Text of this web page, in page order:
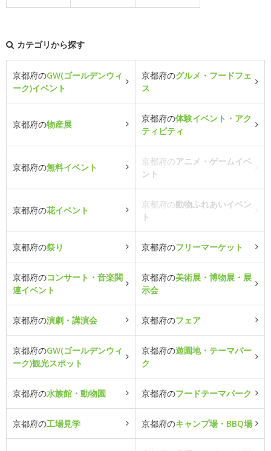
カテゴリから探す
京都府のGW(ゴールデンウィ
ーク)イベント
京都府のグルメ・フードフェ
ス
京都府の物産展
京都府の体験イベント・アク
ティビティ
京都府の無料イベント
京都府のアニメ・ゲームイベ
ント
京都府の花イベント
京都府の動物ふれあいイベン
ト
京都府の祭り 京都府のフリーマーケット
京都府のコンサート・音楽関
連イベント
京都府の美術展・博物展・展
示会
京都府の演劇・講演会 京都府のフェア
京都府のGW(ゴールデンウィ
ーク)観光スポット
京都府の遊園地・テーマパー
ク
京都府の水族館・動物園 京都府のフードテーマパーク
京都府の工場見学 京都府のキャンプ場・BBQ場